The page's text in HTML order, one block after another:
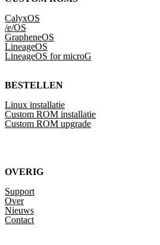
CalyxOS
/e/OS
GrapheneOS
LineageOS
LineageOS for microG
BESTELLEN
Linux installatie
Custom ROM installatie
Custom ROM upgrade
OVERIG
Support
Over
Nieuws
Contact